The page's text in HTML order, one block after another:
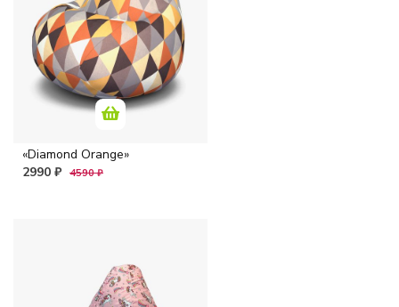
«Diamond Orange»
2990 ₽ 4590 ₽